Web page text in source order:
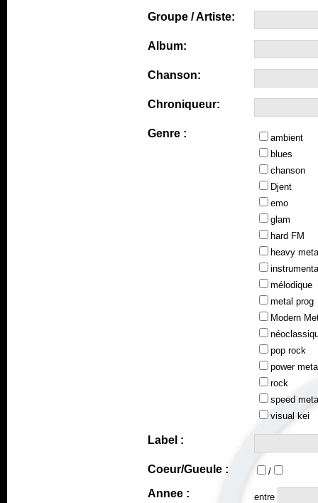
Groupe / Artiste:
Album:
Chanson:
Chroniqueur:
Genre :
ambient
blues
chanson
Djent
emo
glam
hard FM
heavy
mélodique
metal prog
Modern
pop rock
power
rock
speed
visual kei
Label :
Coeur/Gueule : /
Annee : entre